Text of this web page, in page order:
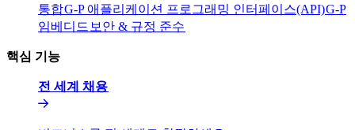
통합​​G-P 애플리케이션 프로그래밍 인터페이스(API)​​G-P
임베디드​​ 보안 & 규정 준수​​
핵심 기능​​
전 세계 채용​​